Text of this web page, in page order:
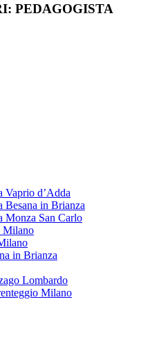
PEDAGOGISTA
Vaprio d’Adda
Besana in Brianza
Monza San Carlo
Milano
in Brianza
Lombardo
Milano